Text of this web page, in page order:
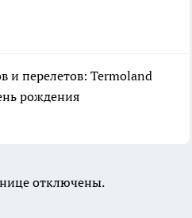
и перелетов: Termoland
рождения
отключены.